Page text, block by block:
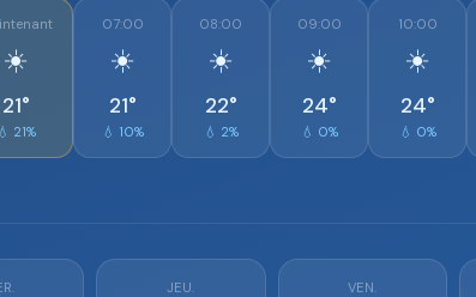
☀️
21°
💧 21%
07:00
☀️
21°
💧 10%
08:00
☀️
22°
💧 2%
09:00
☀️
24°
💧 0%
10:00
☀️
24°
💧 0%
JEU. VEN.